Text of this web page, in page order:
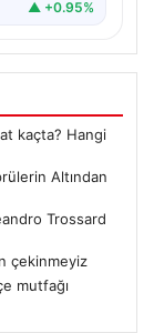
▲ +0.95%
kaçta? Hangi
Altından
Trossard
çekinmeyiz
mutfağı